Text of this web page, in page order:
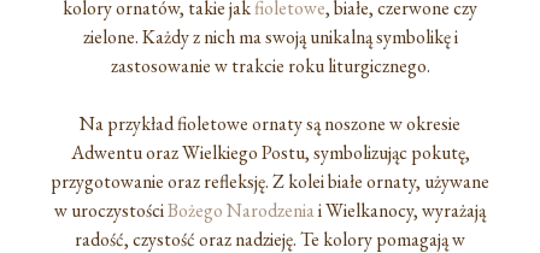
kolory ornatów, takie jakfioletowe, białe, czerwone czy
zielone. Każdy z nich ma swoją unikalną symbolikę i
zastosowanie w trakcie roku liturgicznego.
Na przykład fioletowe ornaty są noszone w okresie
Adwentu oraz Wielkiego Postu, symbolizując pokutę,
przygotowanie oraz refleksję. Z kolei białe ornaty, używane
w uroczystościBożego Narodzeniai Wielkanocy, wyrażają
radość, czystość oraz nadzieję. Te kolory pomagają w